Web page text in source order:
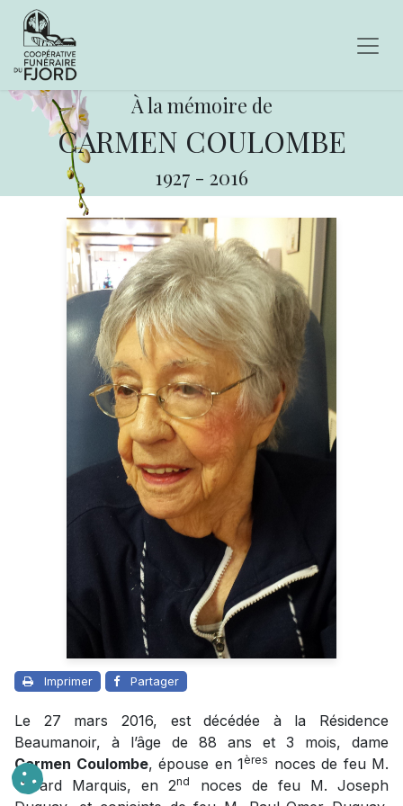
À la mémoire de
CARMEN COULOMBE
1927 - 2016
Imprimer Partager
Le 27 mars 2016, est décédée à la Résidence
Beaumanoir, à l’âge de 88 ans et 3 mois, dame
Carmen Coulombe, épouse en 1ères noces de feu M.
Gérard Marquis, en 2nd
noces de feu M. Joseph